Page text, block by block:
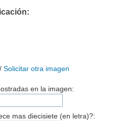
Solicitar otra imagen
en la imagen:
mas diecisiete (en letra)?: